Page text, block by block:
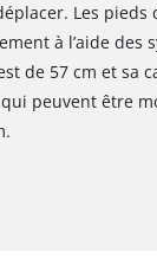
Les
à l’aide des
de 57 cm et sa
peuvent être